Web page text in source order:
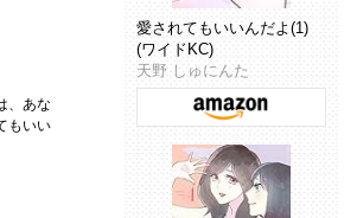
、あな
もいい
愛されてもいいんだよ(1)
(ワイドKC)
天野 しゅにんた